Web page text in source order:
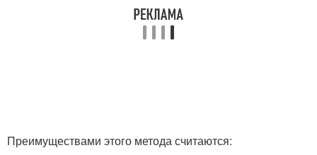
Преимуществами этого метода считаются: